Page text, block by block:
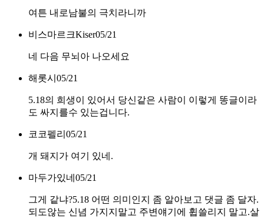
여튼 내로남불의 극치라니까
비스마르크Kiser05/21
네 다음 무뇌아 나오세요
해롯시 05/21
5.18의 희생이 있어서 당신같은 사람이 이렇게 똥글이라
도 싸지를수 있는겁니다.
코코펠리 05/21
개 돼지가 여기 있네.
마두가있네 05/21
그게 같냐?5.18 어떤 의미인지 좀 알아보고 댓글 좀 달자.
되도않는 신념 가지지말고 주변얘기에 휩쓸리지 말고.살